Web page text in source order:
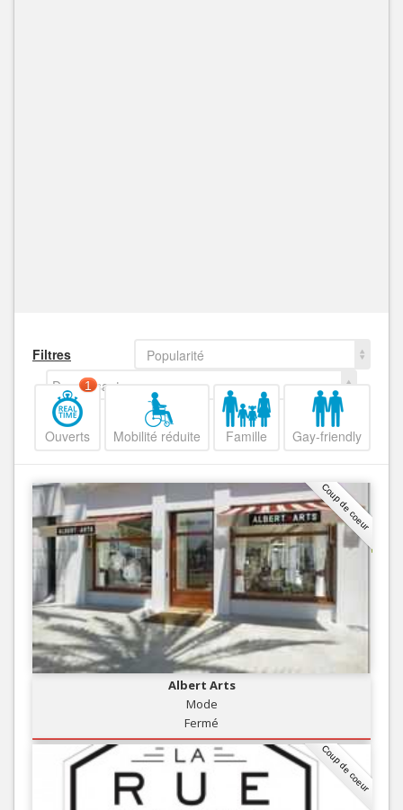
Filtres
Popularité
Decroissant
Ouverts
1
Mobilité réduite Famille Gay-friendly
Coup de coeur
Albert Arts
Mode
Fermé
Coup de coeur